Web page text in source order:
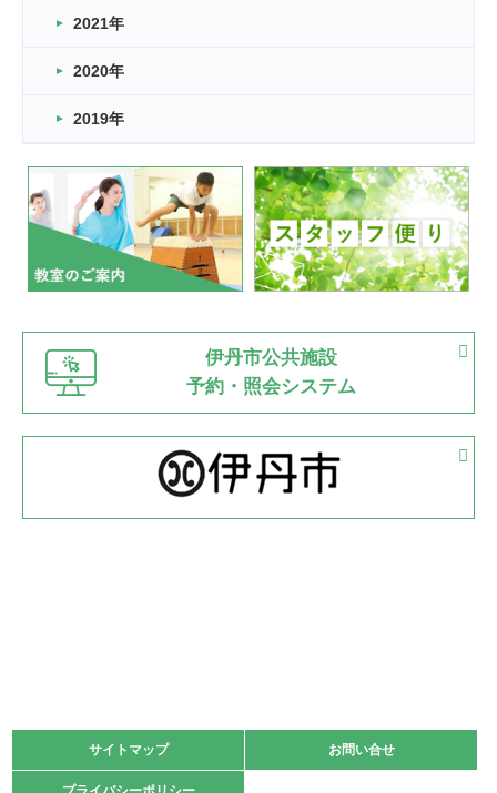
緑ケ丘体育館
2022.11.03
緑ケ丘体育館
いたっぼーる大会☆彡
緑ケ丘体育館
2022.07.03
市内総合体育大会が開始
緑ケ丘体育館 猪名川運動広場
古池運動広場
2022.06.12
県知事杯争奪バレーボール大会が開催
緑ケ丘体育館
2022.05.05
体育協会長杯 バドミントン競技の部
2022.05.22
緑ケ丘体育館
2021.10.23
2021年
2020年
2019年
伊丹市公共施設
予約・照会システム
サイトマップ お問い合せ
サイトマップ お問い合せ